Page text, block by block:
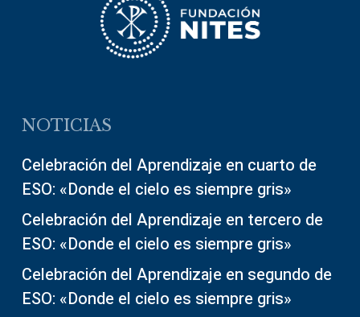
NOTICIAS
Celebración del Aprendizaje en cuarto de
ESO: «Donde el cielo es siempre gris»
Celebración del Aprendizaje en tercero de
ESO: «Donde el cielo es siempre gris»
Celebración del Aprendizaje en segundo de
ESO: «Donde el cielo es siempre gris»